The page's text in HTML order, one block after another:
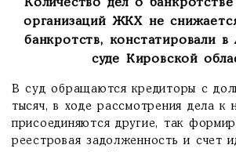
Количество дел о
организаций ЖКХ не
банкротств, констатировали
суде Кировской
В суд обращаются кредиторы с
тысяч, в ходе рассмотрения дела к
присоединяются другие, так
реестровая задолженность и счет